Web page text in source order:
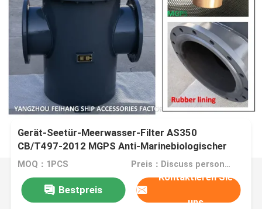
Gerät-Seetür-Meerwasser-Filter AS350
CB/T497-2012 MGPS Anti-Marinebiologischer
MOQ：1PCS Preis：Discuss personally
Bestpreis
Kontaktieren Sie
uns